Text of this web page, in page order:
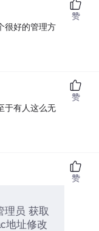
很好的管理方
赞
于有人这么无
赞
理员 获取
赞